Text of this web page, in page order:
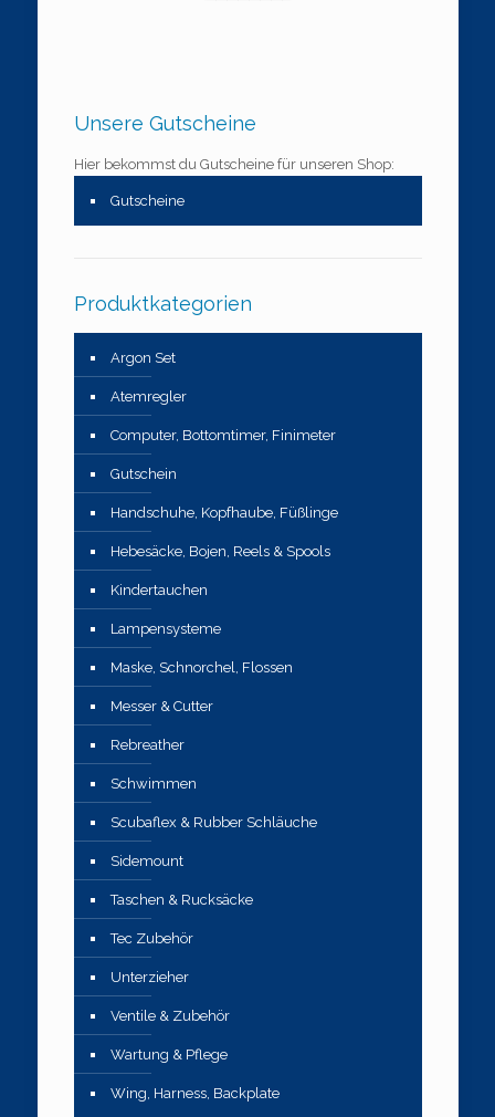
Unsere Gutscheine
Hier bekommst du Gutscheine für unseren Shop:
Gutscheine
Produktkategorien
Argon Set
Atemregler
Computer, Bottomtimer, Finimeter
Gutschein
Handschuhe, Kopfhaube, Füßlinge
Hebesäcke, Bojen, Reels & Spools
Kindertauchen
Lampensysteme
Maske, Schnorchel, Flossen
Messer & Cutter
Rebreather
Schwimmen
Scubaflex & Rubber Schläuche
Sidemount
Taschen & Rucksäcke
Tec Zubehör
Unterzieher
Ventile & Zubehör
Wartung & Pflege
Wing, Harness, Backplate